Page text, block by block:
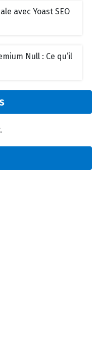
avec Yoast SEO
Null : Ce qu’il